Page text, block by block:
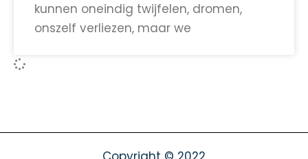
kunnen oneindig twijfelen, dromen,
onszelf verliezen, maar we